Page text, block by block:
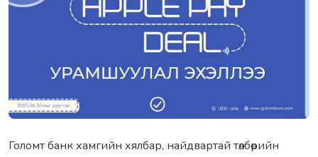
Голомт банк хамгийн хялбар, найдвартай төлбөрийн